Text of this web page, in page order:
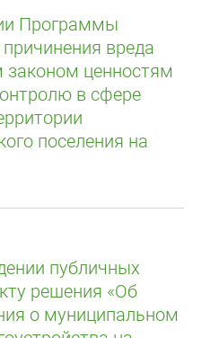
Программы
вреда
ценностям
в сфере
поселения на
публичных
решения «Об
о муниципальном